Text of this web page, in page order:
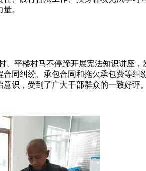
。
平楼村马不停蹄开展宪法知识讲座
同纠纷、承包合同和拖欠承包费等
识，受到了广大干部群众的一致好评。